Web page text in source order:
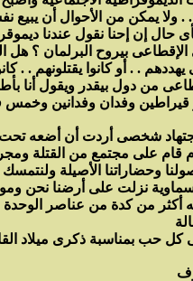
بيروح البرلمان ؟ هل
من دول بيقدر ويقول أنا
شخصى أردت أن أضعه تحت
وحضاراتنا الأصيلة
نزلت على أرضنا نحن